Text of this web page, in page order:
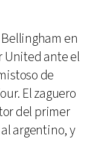
en
United ante el
de
El zaguero
del primer
argentino, y